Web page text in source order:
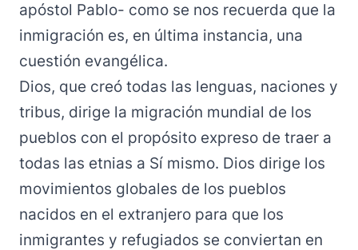
apóstol Pablo- como se nos recuerda que la
inmigración es, en última instancia, una
cuestión evangélica.
Dios, que creó todas las lenguas, naciones y
tribus, dirige la migración mundial de los
pueblos con el propósito expreso de traer a
todas las etnias a Sí mismo. Dios dirige los
movimientos globales de los pueblos
nacidos en el extranjero para que los
inmigrantes y refugiados se conviertan en